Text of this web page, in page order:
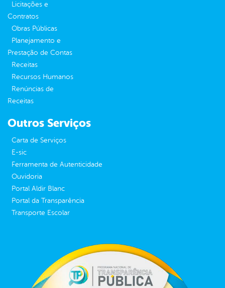
Licitações e
Contratos
Obras Públicas
Planejamento e
Prestação de Contas
Receitas
Recursos Humanos
Renúncias de
Receitas
Outros Serviços
Carta de Serviços
E-sic
Ferramenta de Autenticidade
Ouvidoria
Portal Aldir Blanc
Portal da Transparência
Transporte Escolar